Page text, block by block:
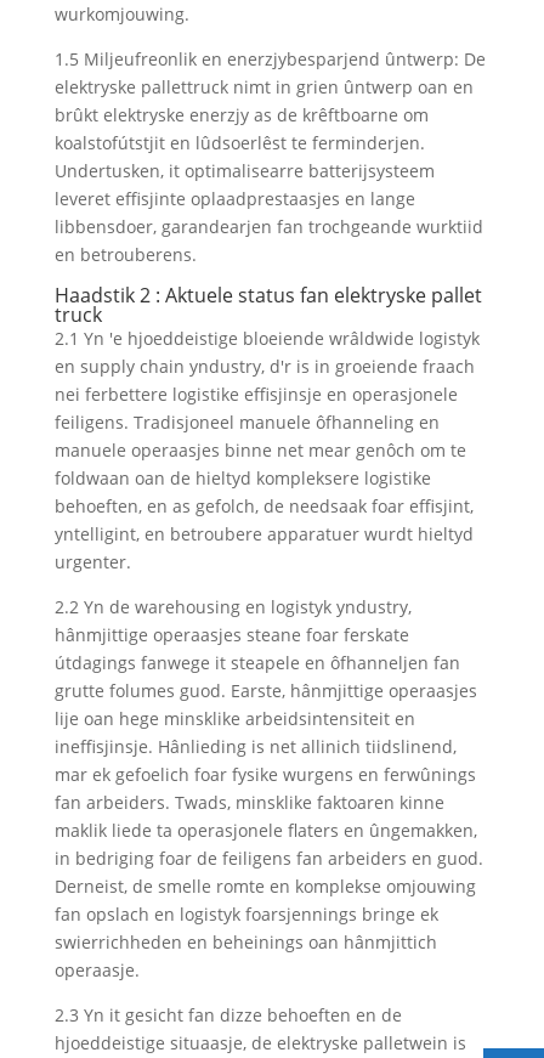
wurkomjouwing.
1.5 Miljeufreonlik en enerzjybesparjend ûntwerp: De
elektryske pallettruck nimt in grien ûntwerp oan en
brûkt elektryske enerzjy as de krêftboarne om
koalstofútstjit en lûdsoerlêst te ferminderjen.
Undertusken, it optimalisearre batterijsysteem
leveret effisjinte oplaadprestaasjes en lange
libbensdoer, garandearjen fan trochgeande wurktiid
en betrouberens.
Haadstik 2 : Aktuele status fan elektryske pallet
truck
2.1 Yn 'e hjoeddeistige bloeiende wrâldwide logistyk
en supply chain yndustry, d'r is in groeiende fraach
nei ferbettere logistike effisjinsje en operasjonele
feiligens. Tradisjoneel manuele ôfhanneling en
manuele operaasjes binne net mear genôch om te
foldwaan oan de hieltyd kompleksere logistike
behoeften, en as gefolch, de needsaak foar effisjint,
yntelligint, en betroubere apparatuer wurdt hieltyd
urgenter.
2.2 Yn de warehousing en logistyk yndustry,
hânmjittige operaasjes steane foar ferskate
útdagings fanwege it steapele en ôfhanneljen fan
grutte folumes guod. Earste, hânmjittige operaasjes
lije oan hege minsklike arbeidsintensiteit en
ineffisjinsje. Hânlieding is net allinich tiidslinend,
mar ek gefoelich foar fysike wurgens en ferwûnings
fan arbeiders. Twads, minsklike faktoaren kinne
maklik liede ta operasjonele flaters en ûngemakken,
in bedriging foar de feiligens fan arbeiders en guod.
Derneist, de smelle romte en komplekse omjouwing
fan opslach en logistyk foarsjennings bringe ek
swierrichheden en beheinings oan hânmjittich
operaasje.
2.3 Yn it gesicht fan dizze behoeften en de
hjoeddeistige situaasje, de elektryske palletwein is